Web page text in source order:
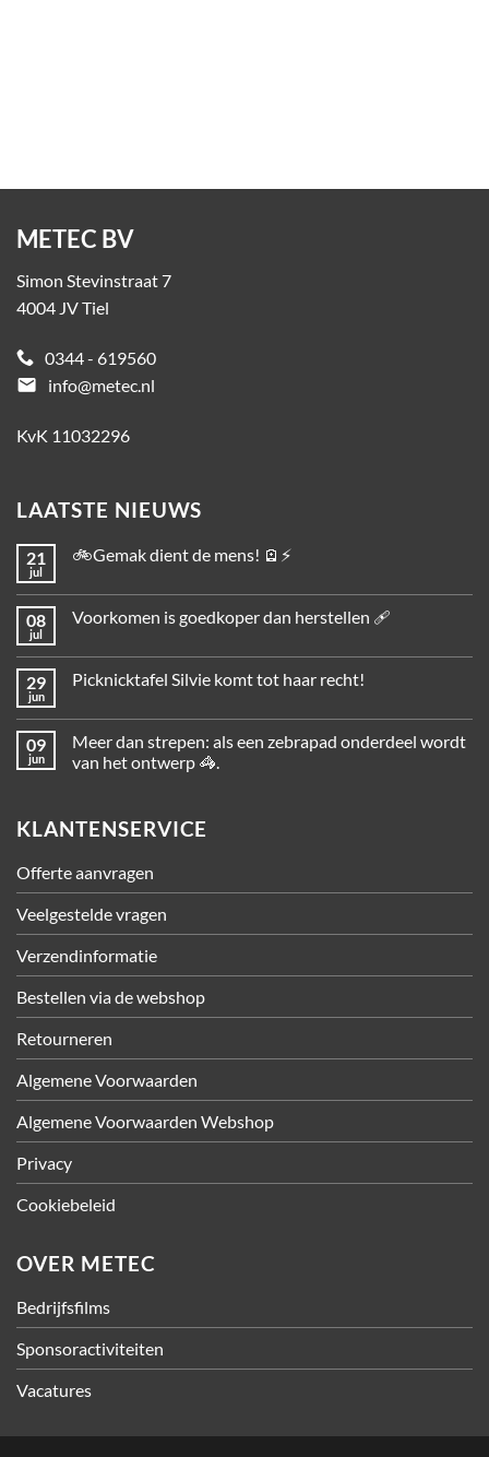
METEC BV
Simon Stevinstraat 7
4004 JV Tiel
0344 - 619560
email
info@metec.nl
KvK 11032296
LAATSTE NIEUWS
21
jul
🚲Gemak dient de mens! 🪫⚡
08
jul
Voorkomen is goedkoper dan herstellen 🩹
29
jun
Picknicktafel Silvie komt tot haar recht!
09
jun
Meer dan strepen: als een zebrapad onderdeel wordt
van het ontwerp 🦓.
KLANTENSERVICE
Offerte aanvragen
Veelgestelde vragen
Verzendinformatie
Bestellen via de webshop
Retourneren
Algemene Voorwaarden
Algemene Voorwaarden Webshop
Privacy
Cookiebeleid
OVER METEC
Bedrijfsfilms
Sponsoractiviteiten
Vacatures